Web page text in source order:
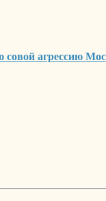
совой агрессию